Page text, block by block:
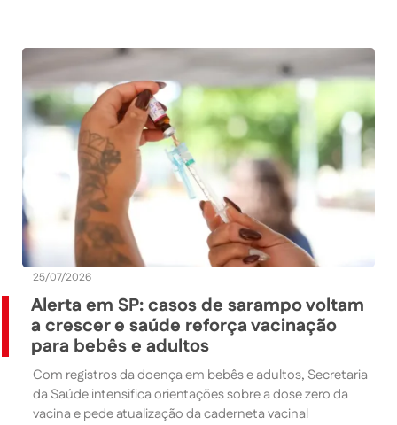
25/07/2026
Alerta em SP: casos de sarampo voltam
a crescer e saúde reforça vacinação
para bebês e adultos
Com registros da doença em bebês e adultos, Secretaria
da Saúde intensifica orientações sobre a dose zero da
vacina e pede atualização da caderneta vacinal